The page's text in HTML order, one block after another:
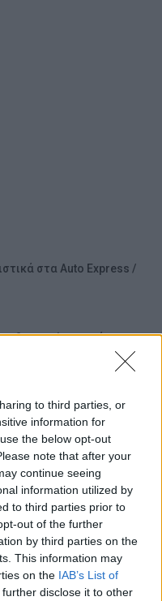
to third parties, or
information for
the below opt-out
note that after your
continue seeing
information utilized by
to third parties prior to
out of the further
by third parties on the
This information may
on the IAB’s List of
disclose it to other
στα Auto Express /
οχημάτων και
του νέου Peaq –
το αυτοκίνητο του
Door Coupe: Το αμιγώς